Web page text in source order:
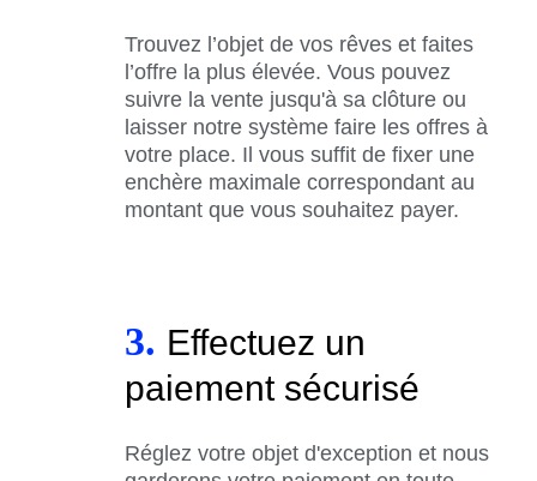
Trouvez l’objet de vos rêves et faites
l’offre la plus élevée. Vous pouvez
suivre la vente jusqu'à sa clôture ou
laisser notre système faire les offres à
votre place. Il vous suffit de fixer une
enchère maximale correspondant au
montant que vous souhaitez payer.
3. Effectuez un
paiement sécurisé
Réglez votre objet d'exception et nous